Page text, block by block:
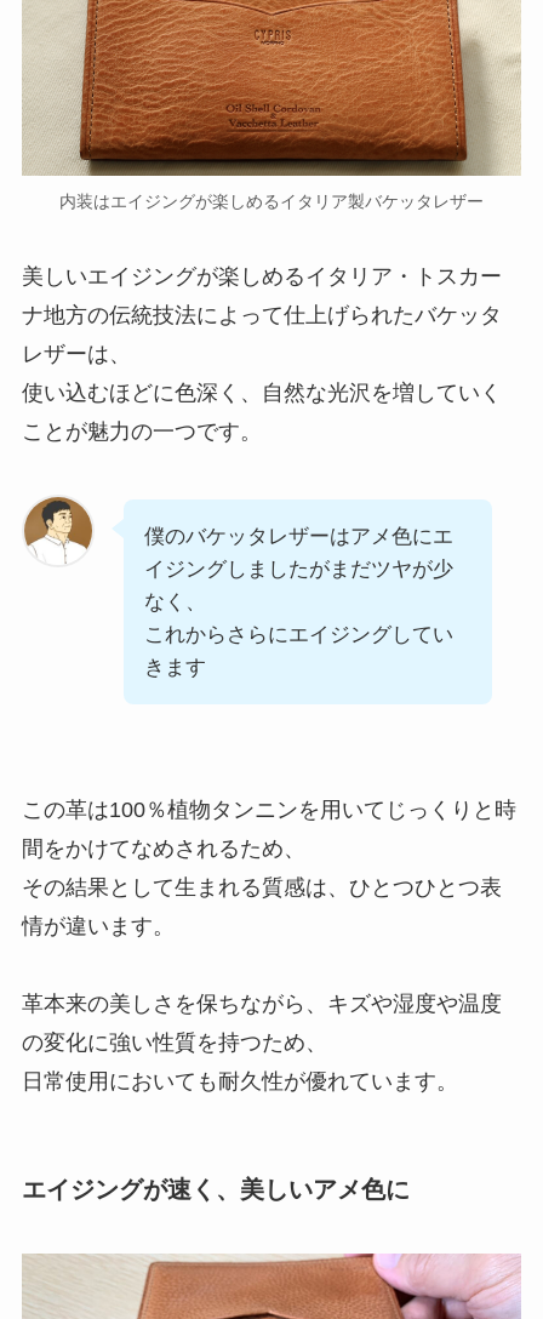
内装はエイジングが楽しめるイタリア製バケッタレザー
美しいエイジングが楽しめるイタリア・トスカー
ナ地方の伝統技法によって仕上げられたバケッタ
レザーは、
使い込むほどに色深く、自然な光沢を増していく
ことが魅力の一つです。
僕のバケッタレザーはアメ色にエ
イジングしましたがまだツヤが少
なく、
これからさらにエイジングしてい
きます
この革は100％植物タンニンを用いてじっくりと時
間をかけてなめされるため、
その結果として生まれる質感は、ひとつひとつ表
情が違います。
革本来の美しさを保ちながら、キズや湿度や温度
の変化に強い性質を持つため、
日常使用においても耐久性が優れています。
エイジングが速く、美しいアメ色に